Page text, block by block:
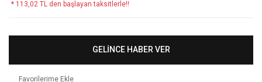
* 113,02 TL den başlayan taksitlerle!!
GELİNCE HABER VER